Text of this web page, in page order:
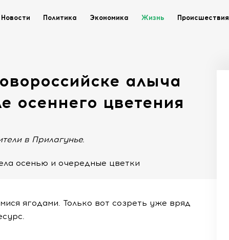
Новости Политика Экономика Жизнь Происшествия
алыча
осеннего цветения
в Прилагунье.
осенью и очередные цветки
ягодами. Только вот созреть уже вряд